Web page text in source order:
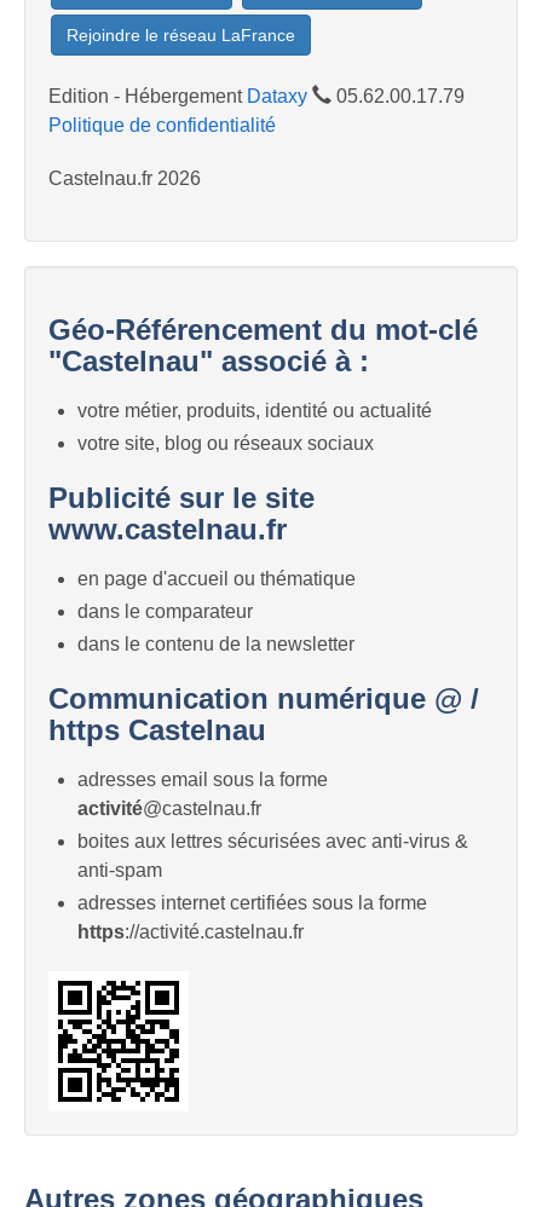
Rejoindre le réseau LaFrance
Edition - Hébergement Dataxy
05.62.00.17.79
Politique de confidentialité
Castelnau.fr 2026
Géo-Référencement du mot-clé
"Castelnau" associé à :
votre métier, produits, identité ou actualité
votre site, blog ou réseaux sociaux
Publicité sur le site
www.castelnau.fr
en page d'accueil ou thématique
dans le comparateur
dans le contenu de la newsletter
Communication numérique @ /
https Castelnau
adresses email sous la forme
activité@castelnau.fr
boites aux lettres sécurisées avec anti-virus &
anti-spam
adresses internet certifiées sous la forme
https://activité.castelnau.fr
Autres zones géographiques